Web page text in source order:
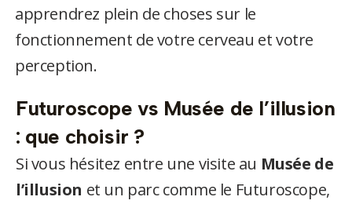
apprendrez plein de choses sur le
fonctionnement de votre cerveau et votre
perception.
Futuroscope vs Musée de l’illusion
: que choisir ?
Si vous hésitez entre une visite au Musée de
l’illusion et un parc comme le Futuroscope,